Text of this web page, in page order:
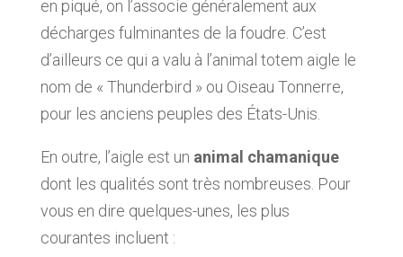
en piqué, on l’associe généralement aux
décharges fulminantes de la foudre. C’est
d’ailleurs ce qui a valu à l’animal totem aigle le
nom de « Thunderbird » ou Oiseau Tonnerre,
pour les anciens peuples des États-Unis.
En outre, l’aigle est un animal chamanique
dont les qualités sont très nombreuses. Pour
vous en dire quelques-unes, les plus
courantes incluent :